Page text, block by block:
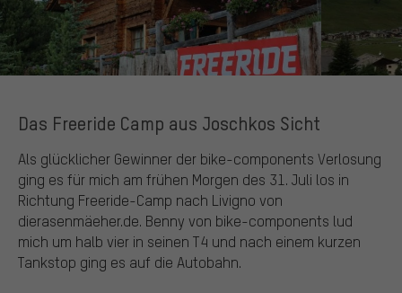
Das Freeride Camp aus Joschkos Sicht
Als glücklicher Gewinner der bike-components Verlosung
ging es für mich am frühen Morgen des 31. Juli los in
Richtung Freeride-Camp nach Livigno von
dierasenmäeher.de. Benny von bike-components lud
mich um halb vier in seinen T4 und nach einem kurzen
Tankstop ging es auf die Autobahn.